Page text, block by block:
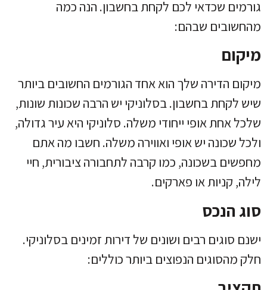
גורמים שכדאי לכם לקחת בחשבון. הנה כמה
מהחשובים שבהם:
מיקום
מיקום הדירה שלך הוא אחד הגורמים החשובים ביותר
שיש לקחת בחשבון. בסלוניקי יש הרבה שכונות שונות,
שלכל אחת אופי ייחודי משלה. סלוניקי היא עיר גדולה,
ולכל שכונה יש אופי ואווירה משלה. חשבו מה אתם
מחפשים בשכונה, כמו קרבה לתחבורה ציבורית, חיי
לילה, קניות או פארקים.
סוג הנכס
ישנם סוגים רבים ושונים של דירות זמינים בסלוניקי.
חלק מהסוגים הנפוצים ביותר כוללים: